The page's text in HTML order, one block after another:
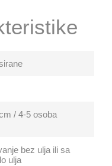
/ 4-5 osoba
bez ulja ili sa
ulja